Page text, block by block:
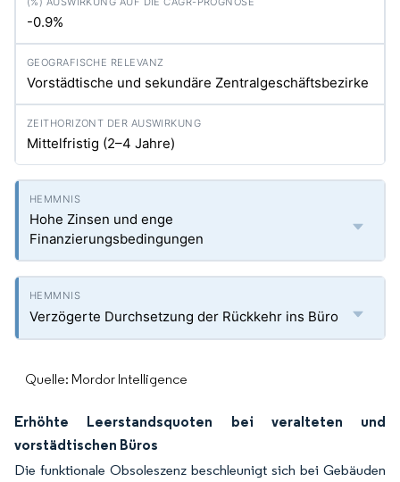
-0.9%
Vorstädtische und sekundäre Zentralgeschäftsbezirke
Mittelfristig (2–4 Jahre)
Hohe Zinsen und enge
Finanzierungsbedingungen
Verzögerte Durchsetzung der Rückkehr ins Büro
Quelle: Mordor Intelligence
Erhöhte Leerstandsquoten bei veralteten und
vorstädtischen Büros
Die funktionale Obsoleszenz beschleunigt sich bei Gebäuden